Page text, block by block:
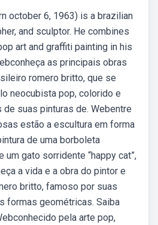
october 6, 1963) is a brazilian
and sculptor. He combines
art and graffiti painting in his
as principais obras
romero britto, que se
neocubista pop, colorido e
suas pinturas de. Webentre
estão a escultura em forma
de uma borboleta
um gato sorridente “happy cat”,
a vida e a obra do pintor e
britto, famoso por suas
formas geométricas. Saiba
pela arte pop,